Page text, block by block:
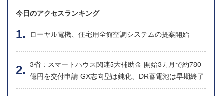
今日のアクセスランキング
ローヤル電機、住宅用全館空調システムの提案開始
3省：スマートハウス関連5大補助金 開始3カ月で約780
億円を交付申請 GX志向型は鈍化、DR蓄電池は早期終了